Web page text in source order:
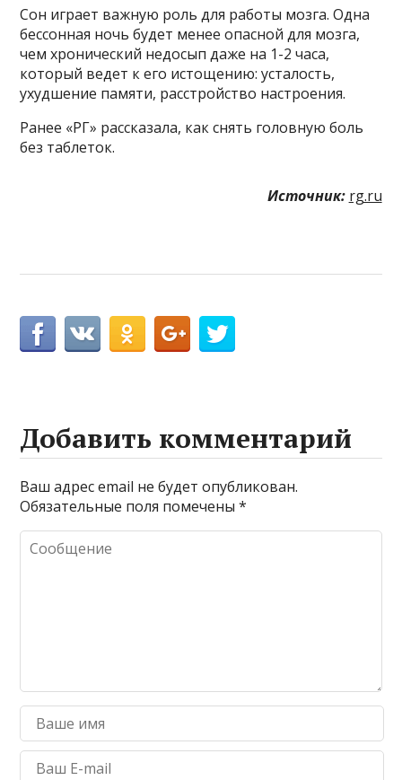
Сон играет важную роль для работы мозга. Одна
бессонная ночь будет менее опасной для мозга,
чем хронический недосып даже на 1-2 часа,
который ведет к его истощению: усталость,
ухудшение памяти, расстройство настроения.
Ранее «РГ» рассказала, как снять головную боль
без таблеток.
Источник: rg.ru
Добавить комментарий
Ваш адрес email не будет опубликован.
Обязательные поля помечены*